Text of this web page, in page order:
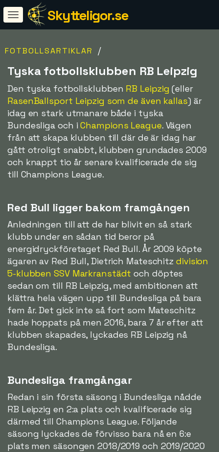
Skytteligor.se
FOTBOLLSARTIKLAR /
Tyska fotbollsklubben RB Leipzig
Den tyska fotbollsklubben RB Leipzig (eller
RasenBallsport Leipzig som de även kallas) är
idag en stark utmanare både i tyska
Bundesliga och iChampions League. Vägen
från att skapa klubben till där de är idag har
gått otroligt snabbt, klubben grundades 2009
och knappt tio år senare kvalificerade de sig
till Champions League.
Red Bull ligger bakom framgången
Anledningen till att de har blivit en så stark
klubb under en sådan tid beror på
energidryckföretaget Red Bull. År 2009 köpte
ägaren av Red Bull, Dietrich Mateschitz division
5-klubben SSV Markranstädt och döptes
sedan om till RB Leipzig, med ambitionen att
klättra hela vägen upp till Bundesliga på bara
fem år. Det gick inte så fort som Mateschitz
hade hoppats på men 2016, bara 7 år efter att
klubben skapades, lyckades RB Leipzig nå
Bundesliga.
Bundesliga framgångar
Redan i sin första säsong i Bundesliga nådde
RB Leipzig en 2:a plats och kvalificerade sig
därmed till Champions League. Följande
säsong lyckades de förvisso bara nå en 6:e
plats men säsongen 2018/2019 och 2019/2020